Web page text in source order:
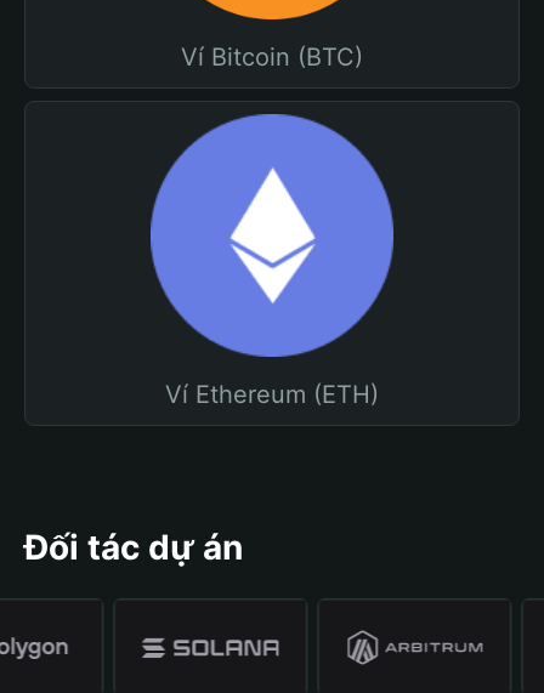
Ví Bitcoin (BTC)
Ví Ethereum (ETH)
Đối tác dự án